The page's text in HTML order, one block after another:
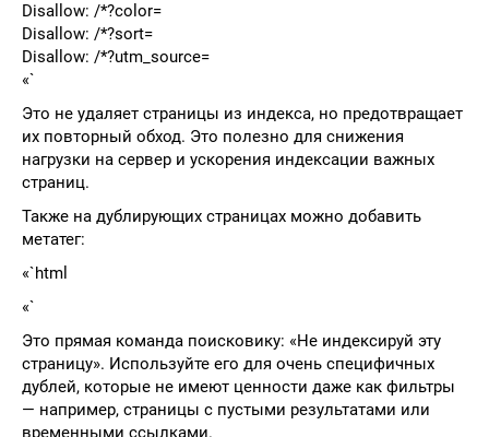
Disallow: /*?color=
Disallow: /*?sort=
Disallow: /*?utm_source=
«`
Это не удаляет страницы из индекса, но предотвращает
их повторный обход. Это полезно для снижения
нагрузки на сервер и ускорения индексации важных
страниц.
Также на дублирующих страницах можно добавить
метатег:
«`html
«`
Это прямая команда поисковику: «Не индексируй эту
страницу». Используйте его для очень специфичных
дублей, которые не имеют ценности даже как фильтры
— например, страницы с пустыми результатами или
временными ссылками.